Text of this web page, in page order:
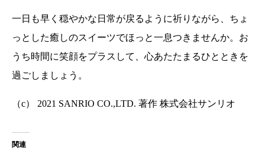
一日も早く穏やかな日常が戻るように祈りながら、ちょ
っとした癒しのスイーツでほっと一息つきませんか。お
うち時間に笑顔をプラスして、心あたたまるひとときを
過ごしましょう。
（c） 2021 SANRIO CO.,LTD. 著作 株式会社サンリオ
関連